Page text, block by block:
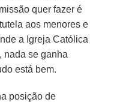
quer fazer é
aos menores e
a Igreja Católica
nada se ganha
está bem.
posição de